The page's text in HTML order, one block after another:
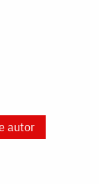
autor